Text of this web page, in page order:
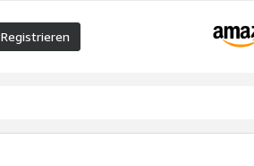
Registrieren